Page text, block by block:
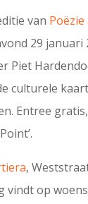
van Poëzie
29 januari
Piet
culturele
Entree
,
vindt op